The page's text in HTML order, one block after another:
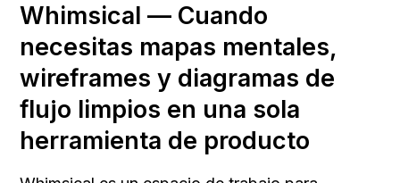
Whimsical — Cuando
necesitas mapas mentales,
wireframes y diagramas de
flujo limpios en una sola
herramienta de producto